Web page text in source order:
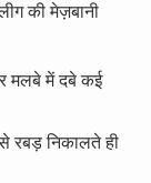
की मेज़बानी
मलबे में दबे कई
रबड़ निकालते ही